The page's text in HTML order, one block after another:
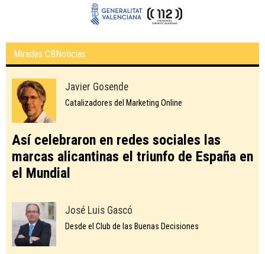
Miradas CBNoticias
Javier Gosende
Catalizadores del Marketing Online
Así celebraron en redes sociales las
marcas alicantinas el triunfo de España en
el Mundial
José Luis Gascó
Desde el Club de las Buenas Decisiones